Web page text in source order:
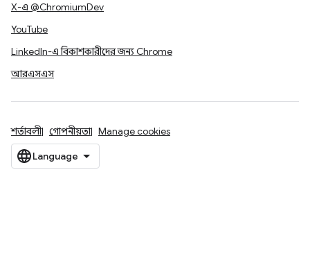
X-এ @ChromiumDev
YouTube
LinkedIn-এ বিকাশকারীদের জন্য Chrome
আরএসএস
শর্তাবলী গোপনীয়তা Manage cookies